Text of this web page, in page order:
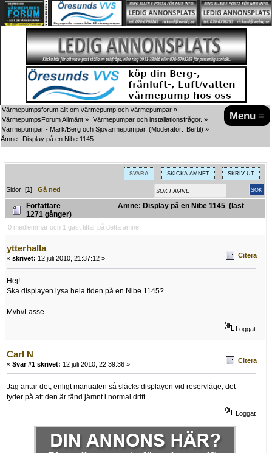
Menu ≡
Värmepumpsforum allt om värmepump och värmepumpar »
VärmepumpsForum Allmänt » Värmepumpar och installationsfrågor. »
Värmepumpar - Mark/Berg och Sjövärmepumpar. (Moderator: Bertil) »
Ämne: Display på en Nibe 1145
SVARA SKICKA ÄMNET SKRIV UT
Sidor: [1]Gå ned
Författare
Ämne: Display på en Nibe 1145 (läst
1271 gånger)
0 medlemmar och 1 gäst tittar på detta ämne.
ytterhalla
« skrivet: 12 juli 2010, 21:37:12 » Citera
Hej!
Ska displayen lysa hela tiden på en Nibe 1145?
Mvh//Lasse
Loggat
Carl N
« Svar #1 skrivet: 12 juli 2010, 22:39:36 » Citera
Jag antar det, enligt manualen så släcks displayen vid reservläge, det
tyder på att den är tänd jämnt i normal drift.
Loggat